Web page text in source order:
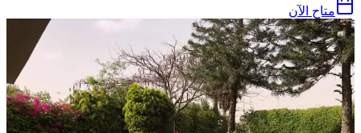
متاح الآن